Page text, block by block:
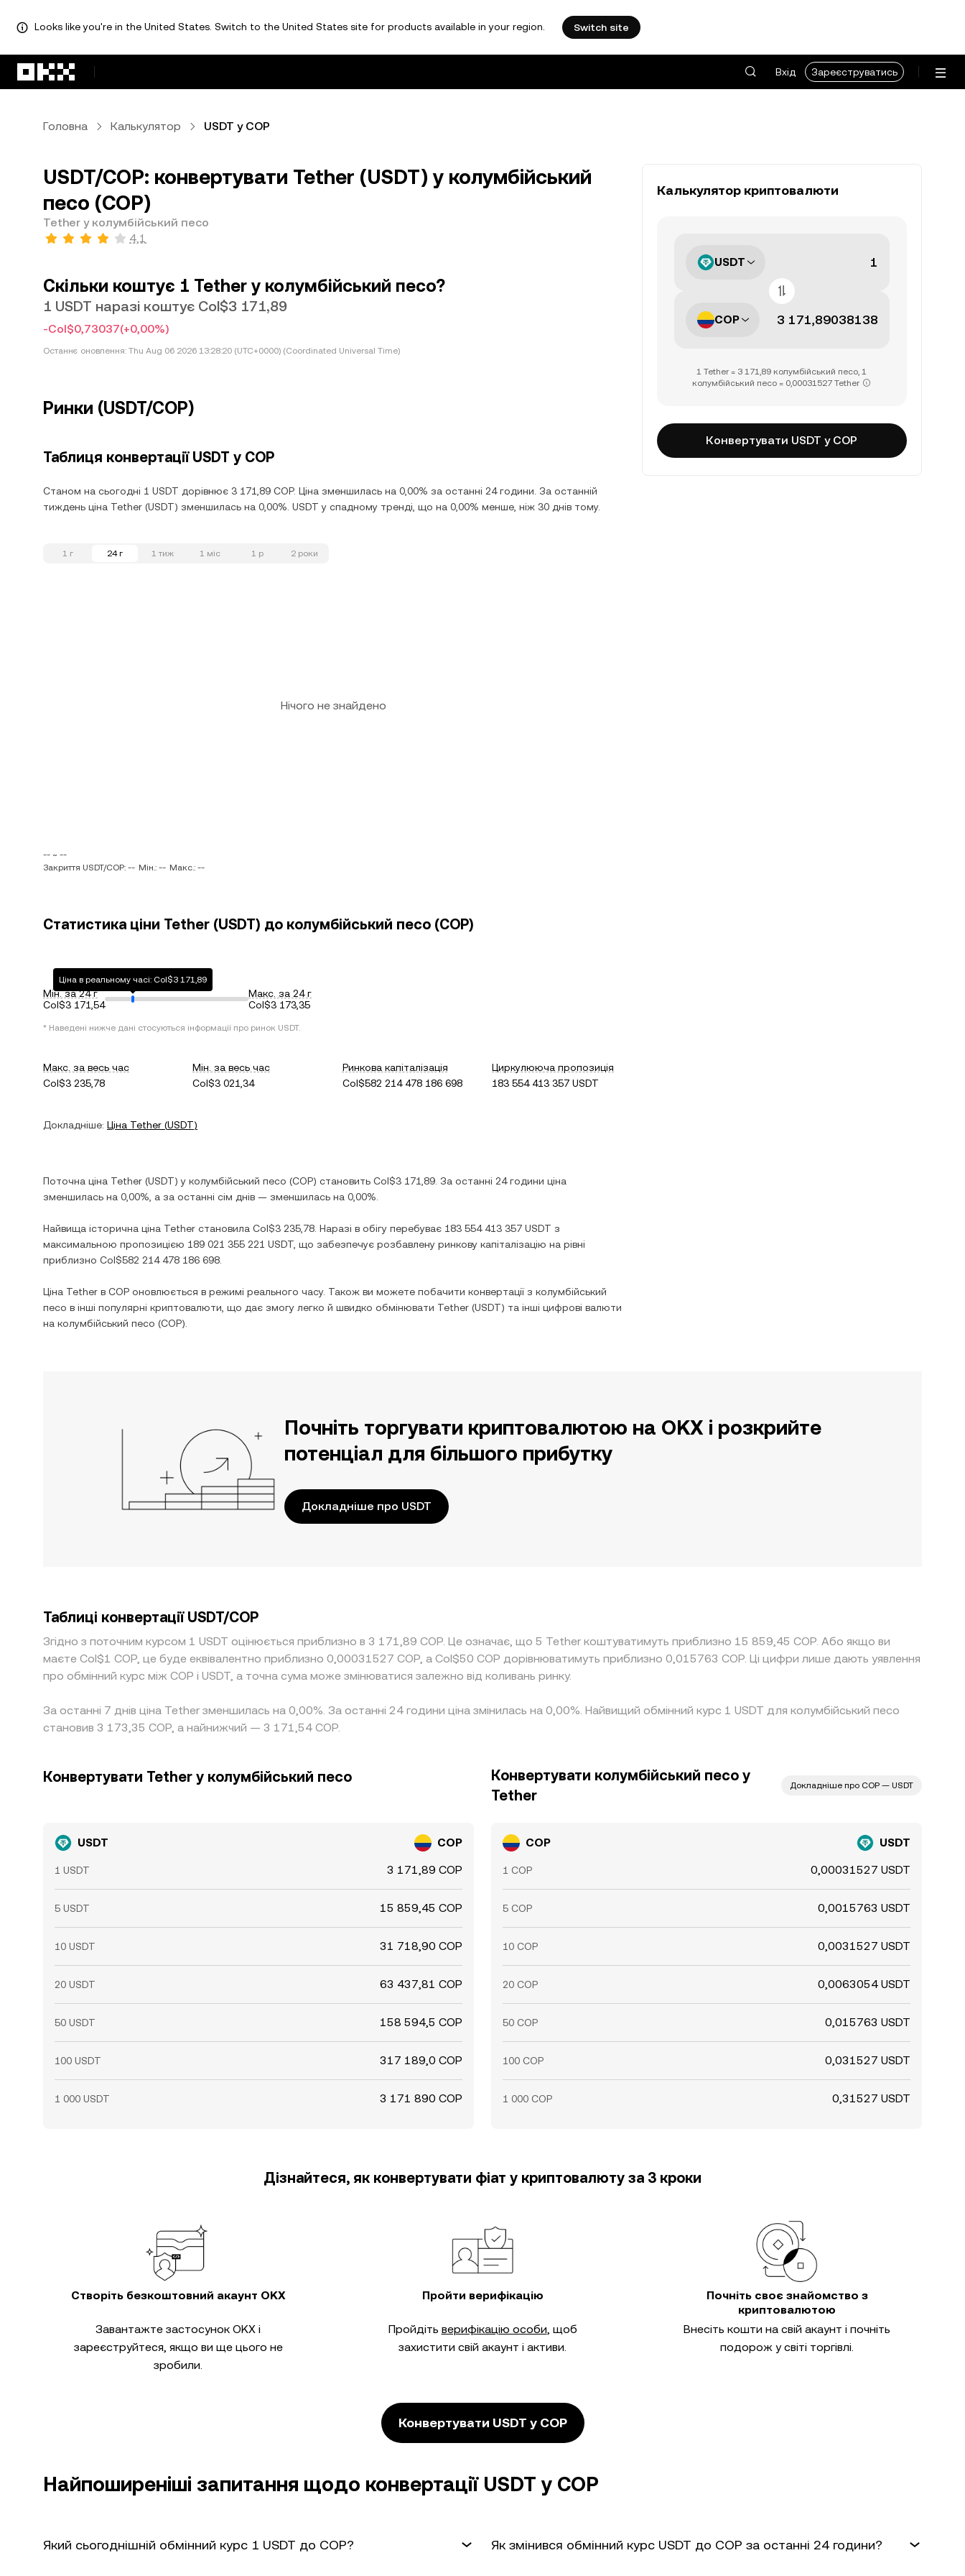
Looks like you're in the United States. Switch to the United States site for products available in your region. Switch site
Вхід
Зареєструватись
Головна Калькулятор USDT у COP
USDT/COP: конвертувати Tether (USDT) у колумбійський
песо (COP)
Tether у колумбійський песо
4,1
Скільки коштує 1 Tether у колумбійський песо?
1 USDT наразі коштує Col$3 171,89
-Col$0,73037(+0,00%)
Останнє оновлення: Thu Aug 06 2026 13:28:20 (UTC+0000) (Coordinated Universal Time)
Ринки (USDT/COP)
Таблиця конвертації USDT у COP
Станом на сьогодні 1 USDT дорівнює 3 171,89 COP. Ціна зменшилась на 0,00% за останні 24 години. За останній
тиждень ціна Tether (USDT) зменшилась на 0,00%. USDT у спадному тренді, що на 0,00% менше, ніж 30 днів тому.
1 г 24 г 1 тиж 1 міс 1 р 2 роки
Нічого не знайдено
-- ~ --
Закриття USDT/COP: -- Мін.: -- Макс.: --
Статистика ціни Tether (USDT) до колумбійський песо (COP)
Мін. за 24 г
Col$3 171,54
Ціна в реальному часі: Col$3 171,89
Макс. за 24 г
Col$3 173,35
* Наведені нижче дані стосуються інформації про ринок USDT.
Макс. за весь час
Col$3 235,78
Мін. за весь час
Col$3 021,34
Ринкова капіталізація
Col$582 214 478 186 698
Циркулююча пропозиція
183 554 413 357 USDT
Докладніше: Ціна Tether (USDT)
Поточна ціна Tether (USDT) у колумбійський песо (COP) становить Col$3 171,89 . За останні 24 години ціна
зменшилась на 0,00% , а за останні сім днів — зменшилась на 0,00%
Найвища історична ціна Tether становила Col$3 235,78 . Наразі в обігу перебуває 183 554 413 357 USDT з
максимальною пропозицією 189 021 355 221 USDT , що забезпечує розбавлену ринкову капіталізацію на рівні
приблизно Col$582 214 478 186 698
Ціна Tether в COP оновлюється в режимі реального часу. Також ви можете побачити конвертації з колумбійський
песо в інші популярні криптовалюти, що дає змогу легко й швидко обмінювати Tether (USDT) та інші цифрові валюти
на колумбійський песо (COP).
Калькулятор криптовалюти
USDT
COP
1 Tether = 3 171,89 колумбійський песо, 1
колумбійський песо = 0,00031527 Tether
Конвертувати USDT у COP
Почніть торгувати криптовалютою на OKX і розкрийте
потенціал для більшого прибутку
Докладніше про USDT
Таблиці конвертації USDT/COP
Згідно з поточним курсом 1 USDT оцінюється приблизно в 3 171,89 COP. Це означає, що 5 Tether коштуватимуть приблизно 15 859,45 COP. Або якщо ви
маєте Col$1 COP, це буде еквівалентно приблизно 0,00031527 COP, а Col$50 COP дорівнюватимуть приблизно 0,015763 COP. Ці цифри лише дають уявлення
про обмінний курс між COP і USDT, а точна сума може змінюватися залежно від коливань ринку.
За останні 7 днів ціна Tether зменшилась на 0,00%. За останні 24 години ціна змінилась на 0,00%. Найвищий обмінний курс 1 USDT для колумбійський песо
становив 3 173,35 COP, а найнижчий — 3 171,54 COP.
Конвертувати Tether у колумбійський песо
USDT COP
1 USDT 3 171,89 COP
5 USDT 15 859,45 COP
10 USDT 31 718,90 COP
20 USDT 63 437,81 COP
50 USDT 158 594,5 COP
100 USDT 317 189,0 COP
1 000 USDT 3 171 890 COP
Конвертувати колумбійський песо у
Tether
Докладніше про COP — USDT
COP USDT
1 COP 0,00031527 USDT
5 COP 0,0015763 USDT
10 COP 0,0031527 USDT
20 COP 0,0063054 USDT
50 COP 0,015763 USDT
100 COP 0,031527 USDT
1 000 COP 0,31527 USDT
Дізнайтеся, як конвертувати фіат у криптовалюту за 3 кроки
Створіть безкоштовний акаунт OKX
Завантажте застосунок OKX і
зареєструйтеся, якщо ви ще цього не
зробили.
Пройти верифікацію
Пройдіть верифікацію особи, щоб
захистити свій акаунт і активи.
Почніть своє знайомство з
криптовалютою
Внесіть кошти на свій акаунт і почніть
подорож у світі торгівлі.
Конвертувати USDT у COP
Найпоширеніші запитання щодо конвертації USDT у COP
Який сьогоднішній обмінний курс 1 USDT до COP? Як змінився обмінний курс USDT до COP за останні 24 години?